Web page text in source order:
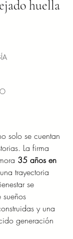
huella
solo se cuentan
La firma
35 años en
trayectoria
se
y una
generación